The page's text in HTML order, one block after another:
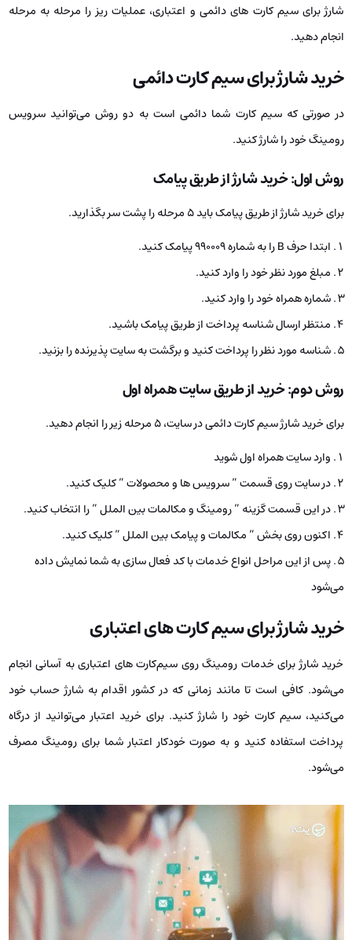
شارژ برای سیم کارت های دائمی و اعتباری، عملیات ریز را مرحله به مرحله
انجام دهید.
خرید شارژ برای سیم کارت دائمی
در صورتی که سیم کارت شما دائمی است به دو روش می‌توانید سرویس
رومینگ خود را شارژ کنید.
روش اول: خرید شارژ از طریق پیامک
برای خرید شارژ از طریق پیامک باید ۵ مرحله را پشت سر بگذارید.
ابتدا حرف B را به شماره ۹۹۰۰۰۹ پیامک کنید.
مبلغ مورد نظر خود را وارد کنید.
شماره همراه خود را وارد کنید.
منتظر ارسال شناسه پرداخت از طریق پیامک باشید.
شناسه مورد نظر را پرداخت کنید و برگشت به سایت پذیرنده را بزنید.
روش دوم: خرید از طریق سایت همراه اول
برای خرید شارژ سیم کارت دائمی در سایت، ۵ مرحله زیر را انجام دهید.
وارد سایت همراه اول شوید
در سایت روی قسمت ” سرویس ها و محصولات ” کلیک کنید.
در این قسمت گزینه ” رومینگ و مکالمات بین الملل ” را انتخاب کنید.
اکنون روی بخش ” مکالمات و پیامک بین الملل ” کلیک کنید.
پس از این مراحل انواع خدمات با کد فعال سازی به شما نمایش داده
می‌شود
خرید شارژ برای سیم کارت های اعتباری
خرید شارژ برای خدمات رومینگ روی سیم‌کارت های اعتباری به آسانی انجام
می‌شود. کافی است تا مانند زمانی که در کشور اقدام به شارژ حساب خود
می‌کنید، سیم کارت خود را شارژ کنید. برای خرید اعتبار می‌توانید از درگاه
پرداخت استفاده کنید و به صورت خودکار اعتبار شما برای رومینگ مصرف
می‌شود.